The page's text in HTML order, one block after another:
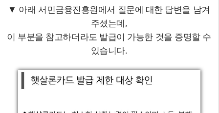
▼ 아래 서민금융진흥원에서 질문에 대한 답변을 남겨
주셨는데,
이 부분을 참고하더라도 발급이 가능한 것을 증명할 수
있습니다.